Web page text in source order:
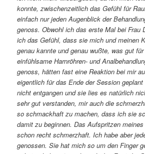
konnte, zwischenzeitlich das Gefühl für
einfach nur jeden Augenblick der
genoss. Obwohl ich das erste Mal bei Frau
ich das Gefühl, dass sie mich und meinen
genau kannte und genau wußte, was gut
einfühlsame Harnröhren- und
genoss, hätten fast eine Reaktion bei mir
eigentlich für das Ende der Session
nicht entgangen und sie lies es natürlich
sehr gut verstanden, mir auch die
so schmackhaft zu machen, dass ich sie
damit zu beginnen. Das Aufspritzen
schon recht schmerzhaft. Ich habe aber
genossen. Sie hat mich so um den Finger